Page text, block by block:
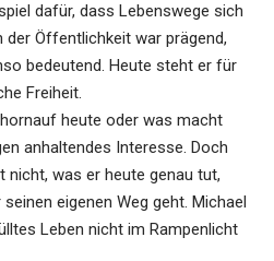
dafür, dass Lebenswege sich
der Öffentlichkeit war prägend,
bedeutend. Heute steht er für
Freiheit.
heute oder was macht
anhaltendes Interesse. Doch
nicht, was er heute genau tut,
eigenen Weg geht. Michael
Leben nicht im Rampenlicht